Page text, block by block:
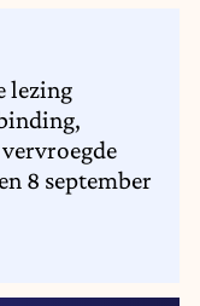
lezing
8 september